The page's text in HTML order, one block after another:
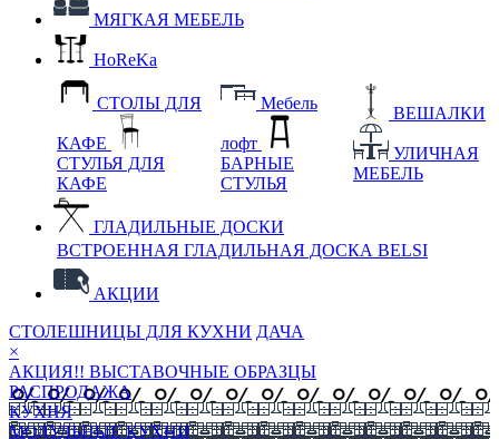
МЯГКАЯ МЕБЕЛЬ
HoReKa
СТОЛЫ ДЛЯ
КАФЕ
СТУЛЬЯ ДЛЯ
КАФЕ
Мебель
лофт
БАРНЫЕ
СТУЛЬЯ
ВЕШАЛКИ
УЛИЧНАЯ
МЕБЕЛЬ
ГЛАДИЛЬНЫЕ ДОСКИ
ВСТРОЕННАЯ ГЛАДИЛЬНАЯ ДОСКА BELSI
АКЦИИ
СТОЛЕШНИЦЫ ДЛЯ КУХНИ ДАЧА
×
АКЦИЯ!! ВЫСТАВОЧНЫЕ ОБРАЗЦЫ
РАСПРОДАЖА
КУХНЯ
МОДУЛЬНЫЕ КУХНИ